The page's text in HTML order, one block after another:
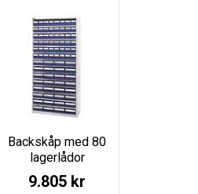
Backskåp med 80
lagerlådor
9.805 kr